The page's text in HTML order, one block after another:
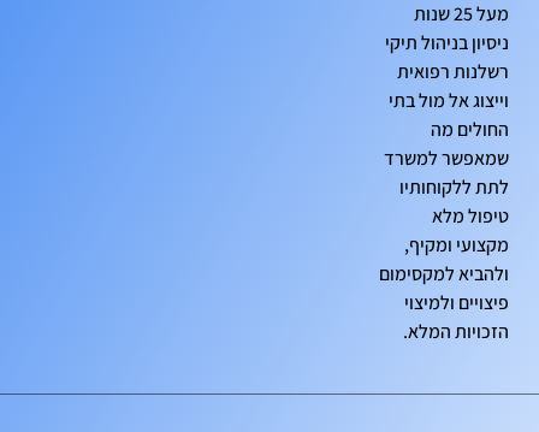
מעל 25 שנות
ניסיון בניהול תיקי
רשלנות רפואית
וייצוג אל מול בתי
החולים מה
שמאפשר למשרד
לתת ללקוחותיו
טיפול מלא
מקצועי ומקיף,
ולהביא למקסימום
פיצויים ולמיצוי
הזכויות המלא.